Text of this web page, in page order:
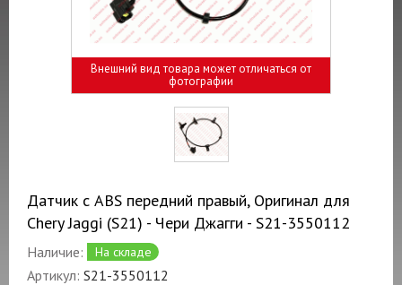
Внешний вид товара может отличаться от
фотографии
Датчик с ABS передний правый, Оригинал для
Chery Jaggi (S21) - Чери Джагги - S21-3550112
Наличие: На складе
Артикул: S21-3550112